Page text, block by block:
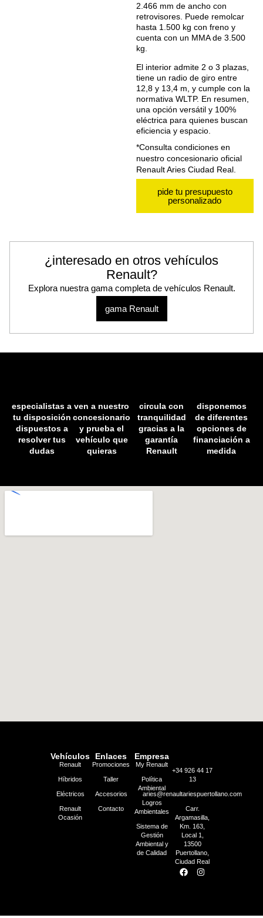
2.466 mm de ancho con
retrovisores. Puede remolcar
hasta 1.500 kg con freno y
cuenta con un MMA de 3.500
kg.
El interior admite 2 o 3 plazas,
tiene un radio de giro entre
12,8 y 13,4 m, y cumple con la
normativa WLTP. En resumen,
una opción versátil y 100%
eléctrica para quienes buscan
eficiencia y espacio.
*Consulta condiciones en
nuestro concesionario oficial
Renault Aries Ciudad Real.
pide tu presupuesto
personalizado
¿interesado en otros vehículos
Renault?
Explora nuestra gama completa de vehículos Renault.
gama Renault
especialistas a
tu disposición
dispuestos a
resolver tus
dudas
ven a nuestro
concesionario
y prueba el
vehículo que
quieras
circula con
tranquilidad
gracias a la
garantía
Renault
disponemos
de diferentes
opciones de
financiación a
medida
Vehículos
Renault
Híbridos
Eléctricos
Renault
Ocasión
Enlaces
Promociones
Taller
Accesorios
Contacto
Empresa
My Renault
Política
Ambiental
Logros
Ambientales
Sistema de
Gestión
Ambiental y
de Calidad
+34 926 44 17
13
aries@renaultariespuertollano.com
Carr.
Argamasilla,
Km. 163,
Local 1,
13500
Puertollano,
Ciudad Real